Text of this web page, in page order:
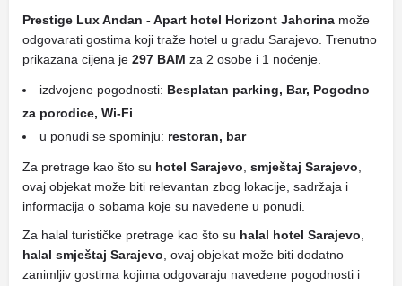
Prestige Lux Andan - Apart hotel Horizont Jahorina može
odgovarati gostima koji traže hotel u gradu Sarajevo. Trenutno
prikazana cijena je 297 BAM za 2 osobe i 1 noćenje.
izdvojene pogodnosti: Besplatan parking, Bar, Pogodno
za porodice, Wi-Fi
u ponudi se spominju: restoran, bar
Za pretrage kao što su hotel Sarajevo smještaj Sarajevo
ovaj objekat može biti relevantan zbog lokacije, sadržaja i
informacija o sobama koje su navedene u ponudi.
Za halal turističke pretrage kao što su halal hotel Sarajevo
halal smještaj Sarajevo , ovaj objekat može biti dodatno
zanimljiv gostima kojima odgovaraju navedene pogodnosti i